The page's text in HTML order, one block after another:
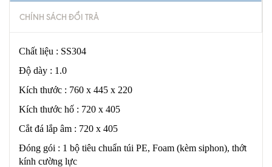
CHÍNH SÁCH ĐỔI TRẢ
Chất liệu : SS304
Độ dày : 1.0
Kích thước : 760 x 445 x 220
Kích thước hố : 720 x 405
Cắt đá lắp âm : 720 x 405
Đóng gói : 1 bộ tiêu chuẩn túi PE, Foam (kèm siphon), thớt
kính cường lực